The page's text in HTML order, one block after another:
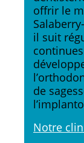
offrir le
il suit
de
Notre